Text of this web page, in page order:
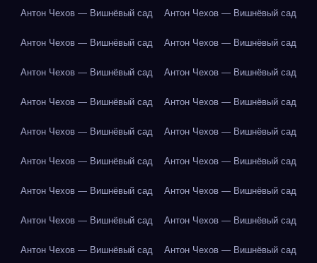
Антон Чехов — Вишнёвый сад Антон Чехов — Вишнёвый сад
Антон Чехов — Вишнёвый сад Антон Чехов — Вишнёвый сад
Антон Чехов — Вишнёвый сад Антон Чехов — Вишнёвый сад
Антон Чехов — Вишнёвый сад Антон Чехов — Вишнёвый сад
Антон Чехов — Вишнёвый сад Антон Чехов — Вишнёвый сад
Антон Чехов — Вишнёвый сад Антон Чехов — Вишнёвый сад
Антон Чехов — Вишнёвый сад Антон Чехов — Вишнёвый сад
Антон Чехов — Вишнёвый сад Антон Чехов — Вишнёвый сад
Антон Чехов — Вишнёвый сад Антон Чехов — Вишнёвый сад